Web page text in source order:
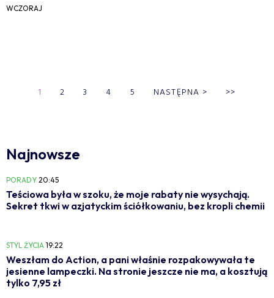
WCZORAJ
1 2 3 4 5 NASTĘPNA > >>
Najnowsze
PORADY 20:45
Teściowa była w szoku, że moje rabaty nie wysychają.
Sekret tkwi w azjatyckim ściółkowaniu, bez kropli chemii
STYL ŻYCIA 19:22
Weszłam do Action, a pani właśnie rozpakowywała te
jesienne lampeczki. Na stronie jeszcze nie ma, a kosztują
tylko 7,95 zł